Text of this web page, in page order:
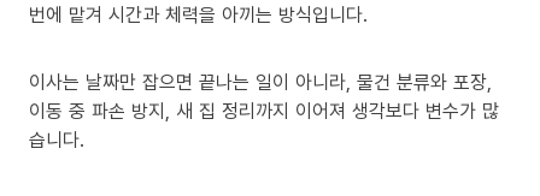
번에 맡겨 시간과 체력을 아끼는 방식입니다.
이사는 날짜만 잡으면 끝나는 일이 아니라, 물건 분류와 포장,
이동 중 파손 방지, 새 집 정리까지 이어져 생각보다 변수가 많
습니다.